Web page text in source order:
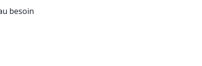
besoin